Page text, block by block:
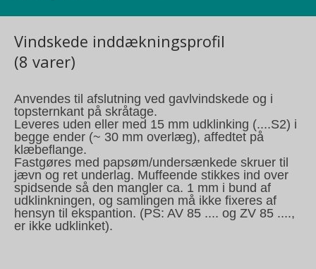
Vindskede inddækningsprofil
(8 varer)
Anvendes til afslutning ved gavlvindskede og i
topsternkant på skråtage.
Leveres uden eller med 15 mm udklinking (....S2) i
begge ender (~ 30 mm overlæg), affedtet på
klæbeflange.
Fastgøres med papsøm/undersænkede skruer til
jævn og ret underlag. Muffeende stikkes ind over
spidsende så den mangler ca. 1 mm i bund af
udklinkningen, og samlingen må ikke fixeres af
hensyn til ekspantion. (PS: AV 85 .... og ZV 85 ....,
er ikke udklinket).